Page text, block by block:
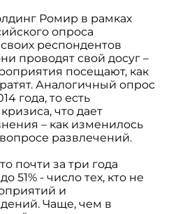
Ромир в рамках
опроса
респондентов
проводят свой досуг –
посещают, как
Аналогичный опрос
года, то есть
что дает
– как изменилось
развлечений.
почти за три года
51% - число тех, кто не
и
Чаще, чем в